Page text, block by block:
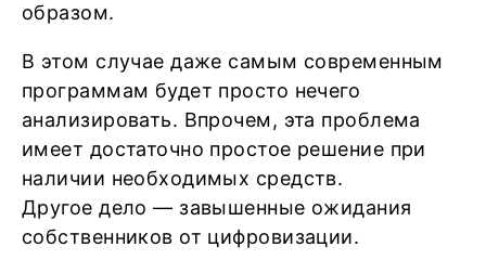
образом.
В этом случае даже самым современным
программам будет просто нечего
анализировать. Впрочем, эта проблема
имеет достаточно простое решение при
наличии необходимых средств.
Другое дело — завышенные ожидания
собственников от цифровизации.